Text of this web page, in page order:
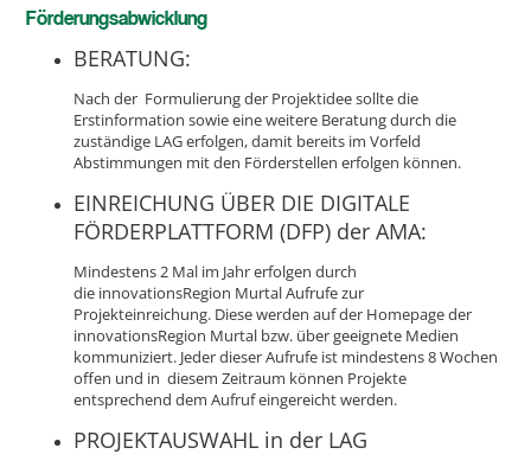
Förderungsabwicklung
BERATUNG:
Nach der Formulierung der Projektidee sollte die
Erstinformation sowie eine weitere Beratung durch die
zuständige LAG erfolgen, damit bereits im Vorfeld
Abstimmungen mit den Förderstellen erfolgen können.
EINREICHUNG ÜBER DIE DIGITALE
FÖRDERPLATTFORM (DFP) der AMA:
Mindestens 2 Mal im Jahr erfolgen durch
die innovationsRegion Murtal Aufrufe zur
Projekteinreichung. Diese werden auf der Homepage der
innovationsRegion Murtal bzw. über geeignete Medien
kommuniziert. Jeder dieser Aufrufe ist mindestens 8 Wochen
offen und in diesem Zeitraum können Projekte
entsprechend dem Aufruf eingereicht werden.
PROJEKTAUSWAHL in der LAG